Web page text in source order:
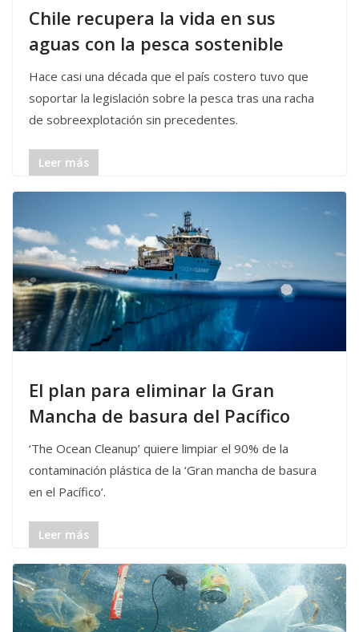
Chile recupera la vida en sus
aguas con la pesca sostenible
Hace casi una década que el país costero tuvo que
soportar la legislación sobre la pesca tras una racha
de sobreexplotación sin precedentes.
Leer más
El plan para eliminar la Gran
Mancha de basura del Pacífico
‘The Ocean Cleanup’ quiere limpiar el 90% de la
contaminación plástica de la ‘Gran mancha de basura
en el Pacífico’.
Leer más